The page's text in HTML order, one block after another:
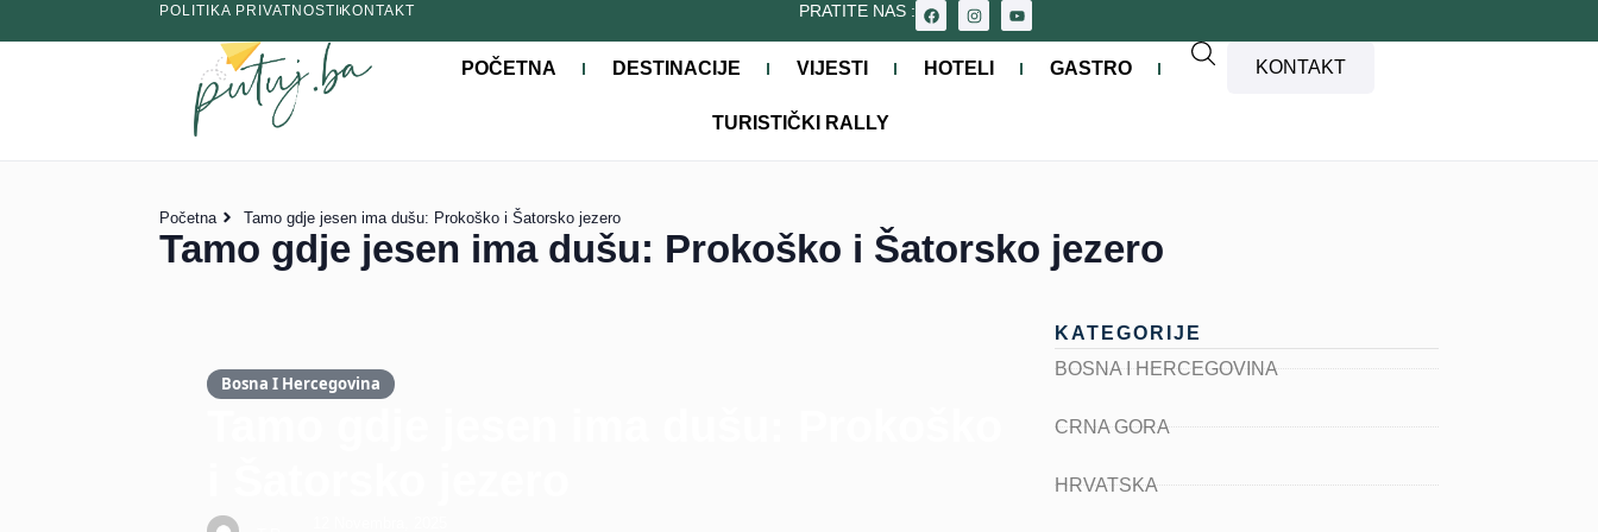
POLITIKA PRIVATNOSTIKONTAKT PRATITE NAS :
POČETNA DESTINACIJE VIJESTI HOTELI GASTRO
TURISTIČKI RALLY
KONTAKT
Početna Tamo gdje jesen ima dušu: Prokoško i Šatorsko jezero
Tamo gdje jesen ima dušu: Prokoško i Šatorsko jezero
Bosna I Hercegovina
KATEGORIJE
BOSNA I HERCEGOVINA
CRNA GORA
HRVATSKA